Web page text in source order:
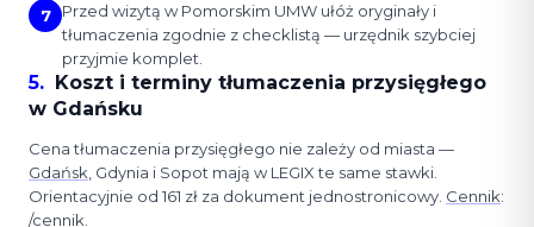
7
Przed wizytą w Pomorskim UMW ułóż oryginały i
tłumaczenia zgodnie z checklistą — urzędnik szybciej
przyjmie komplet.
5.
Koszt i terminy tłumaczenia przysięgłego
w Gdańsku
Cena tłumaczenia przysięgłego nie zależy od miasta —
Gdańsk, Gdynia i Sopot mają w LEGIX te same stawki.
Orientacyjnie od 161 zł za dokument jednostronicowy. Cennik:
/cennik.